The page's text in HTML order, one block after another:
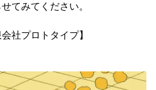
てみてください。
社プロトタイプ】